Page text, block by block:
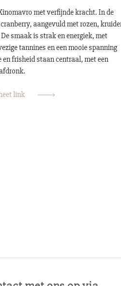
met verfijnde kracht. In de
aangevuld met rozen,
smaak is strak en energiek, met
tannines en een mooie spanning
frisheid staan centraal, met een
link